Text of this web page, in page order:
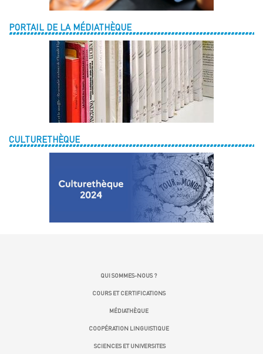
PORTAIL DE LA MÉDIATHÈQUE
CULTURETHÈQUE
QUI SOMMES-NOUS ?
COURS ET CERTIFICATIONS
MÉDIATHÈQUE
COOPÉRATION LINGUISTIQUE
SCIENCES ET UNIVERSITES